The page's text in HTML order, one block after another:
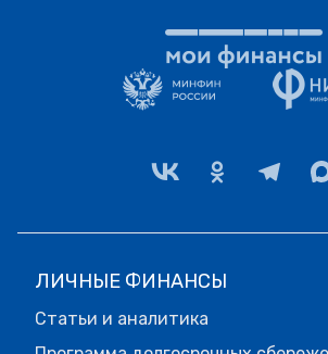
ЛИЧНЫЕ ФИНАНСЫ
Статьи и аналитика